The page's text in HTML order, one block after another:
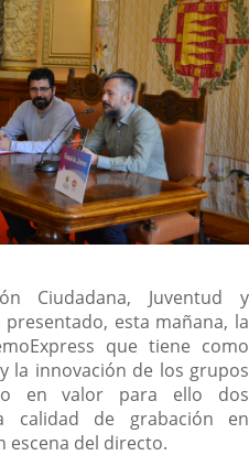
Ciudadana, Juventud y
esta mañana, la
que tiene como
la innovación de los grupos
en valor para ello dos
calidad de grabación en
escena del directo.